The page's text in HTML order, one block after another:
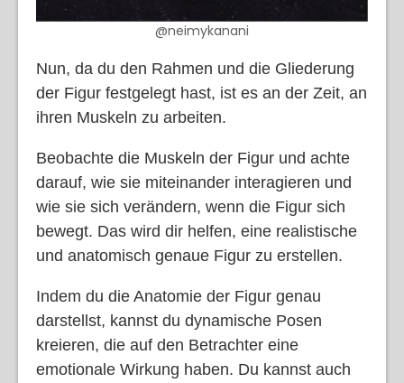
@neimykanani
Nun, da du den Rahmen und die Gliederung
der Figur festgelegt hast, ist es an der Zeit, an
ihren Muskeln zu arbeiten.
Beobachte die Muskeln der Figur und achte
darauf, wie sie miteinander interagieren und
wie sie sich verändern, wenn die Figur sich
bewegt. Das wird dir helfen, eine realistische
und anatomisch genaue Figur zu erstellen.
Indem du die Anatomie der Figur genau
darstellst, kannst du dynamische Posen
kreieren, die auf den Betrachter eine
emotionale Wirkung haben. Du kannst auch